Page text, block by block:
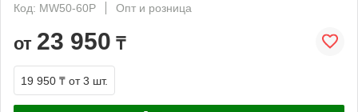
Код: MW50-60P
Опт и розница
от 23 950 ₸
19 950 ₸ от 3 шт.